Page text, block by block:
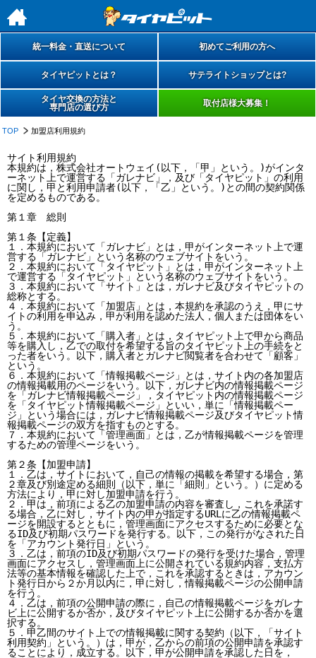
h
統一料金・直送について 初めてご利用の方へ
タイヤピットとは？ サテライトショップとは?
タイヤ交換の方法と
専門店の選び方
取付店様大募集！
TOP 加盟店利用規約